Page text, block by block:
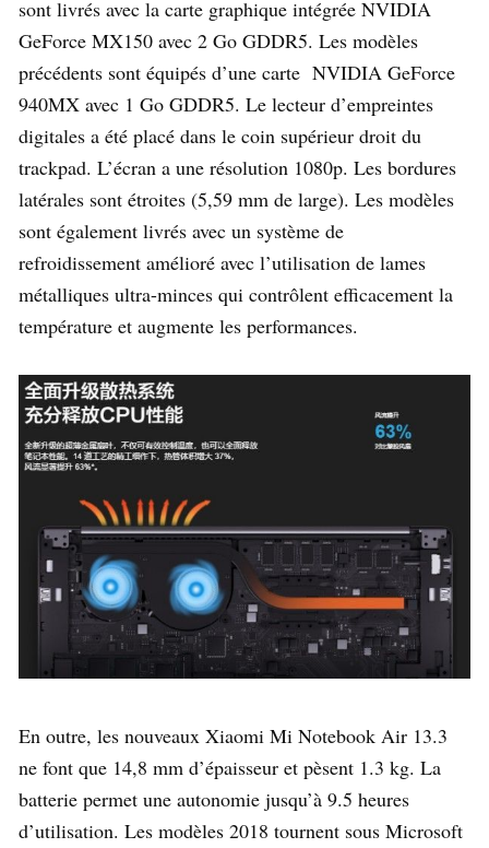
sont livrés avec la carte graphique intégrée NVIDIA
GeForce MX150 avec 2 Go GDDR5. Les modèles
précédents sont équipés d’une carte NVIDIA GeForce
940MX avec 1 Go GDDR5. Le lecteur d’empreintes
digitales a été placé dans le coin supérieur droit du
trackpad. L’écran a une résolution 1080p. Les bordures
latérales sont étroites (5,59 mm de large). Les modèles
sont également livrés avec un système de
refroidissement amélioré avec l’utilisation de lames
métalliques ultra-minces qui contrôlent efficacement la
température et augmente les performances.
En outre, les nouveaux Xiaomi Mi Notebook Air 13.3
ne font que 14,8 mm d’épaisseur et pèsent 1.3 kg. La
batterie permet une autonomie jusqu’à 9.5 heures
d’utilisation. Les modèles 2018 tournent sous Microsoft